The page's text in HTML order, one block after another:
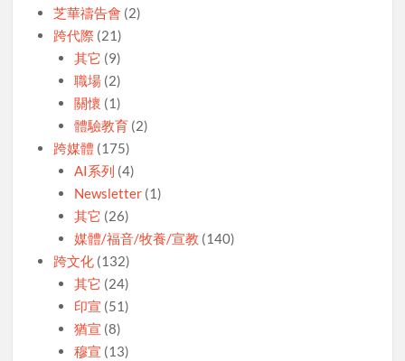
芝華禱告會 (2)
跨代際 (21)
其它 (9)
職場(2)
關懷 (1)
體驗教育(2)
跨媒體 (175)
AI系列 (4)
Newsletter(1)
其它 (26)
媒體/福音/牧養/宣教 (140)
跨文化 (132)
其它 (24)
印宣 (51)
猶宣 (8)
穆宣 (13)